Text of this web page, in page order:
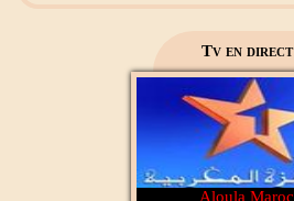
Tv en direct
2M Maroc
Aloula Maroc